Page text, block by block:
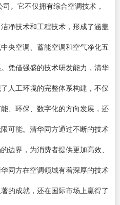
。它不仅拥有综合空调技术，
净技术和工程技术，形成了涵盖
央空调、蓄能空调和空气净化五
凭借强盛的技术研发能力，清华
人工环境的完整体系构建，不仅
、环保、数字化的方向发展，还
可能。清华同方通过不断的技术
边界，为消费者提供更加高效、
同方在空调领域有着深厚的技术
的成就，还在国际市场上赢得了